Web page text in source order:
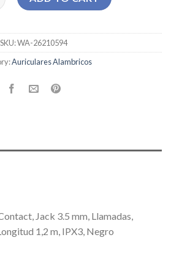
SKU:WA-26210594
Auriculares Alambricos
Jack 3.5 mm, Llamadas,
1,2 m, IPX3, Negro